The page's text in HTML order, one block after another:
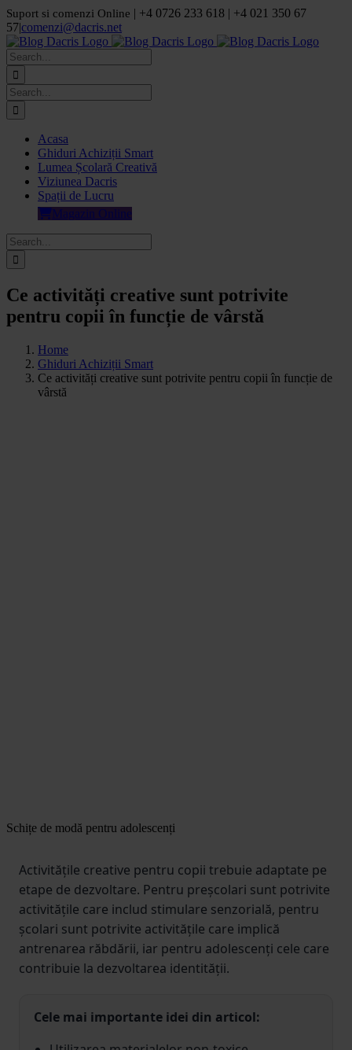
Skip
to
content
Suport si comenzi Online | +4 0726 233 618 | +4 021 350 67
57|comenzi@dacris.net
Facebook
LinkedIn
YouTube
Pinterest
Search
for:
Search
for:
Acasa
Ghiduri Achiziții Smart
Lumea Școlară Creativă
Viziunea Dacris
Spații de Lucru
Magazin Online
Search
for:
Ce activități creative sunt potrivite
pentru copii în funcție de vârstă
Home
Ghiduri Achiziții Smart
Ce activități creative sunt potrivite pentru copii în funcție de
vârstă
Schițe de modă pentru adolescenți
Activitățile creative pentru copii trebuie adaptate pe
etape de dezvoltare. Pentru preșcolari sunt potrivite
activitățile care includ stimulare senzorială, pentru
școlari sunt potrivite activitățile care implică
antrenarea răbdării, iar pentru adolescenți cele care
contribuie la dezvoltarea identității.
Cele mai importante idei din articol: